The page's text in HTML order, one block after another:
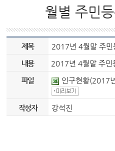
월별 주민
제목
2017년 4월말 주민
내용
2017년 4월말 주민
파일
인구현황(2017
작성자 강석진